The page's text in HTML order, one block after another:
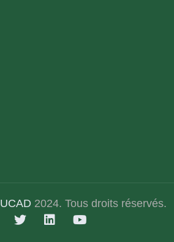
UCAD 2024. Tous droits réservés.